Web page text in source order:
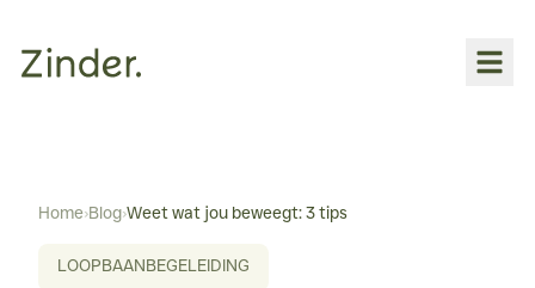
Loopbaanbegeleiding
Coaching
Home›Blog›Weet wat jou beweegt: 3 tips
LOOPBAANBEGELEIDING